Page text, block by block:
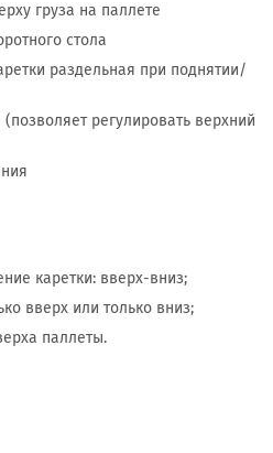
груза на паллете
стола
раздельная при поднятии/
регулировать верхний
каретки: вверх-вниз;
вверх или только вниз;
паллеты.